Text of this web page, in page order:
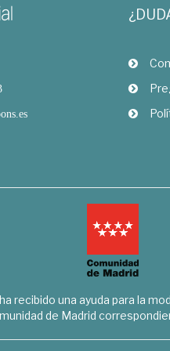
recibido una ayuda para la
de Madrid